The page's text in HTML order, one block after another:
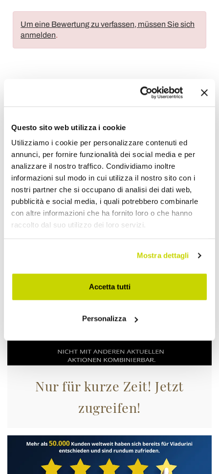
Questo sito web utilizza i cookie
Utilizziamo i cookie per personalizzare contenuti ed
annunci, per fornire funzionalità dei social media e per
analizzare il nostro traffico. Condividiamo inoltre
informazioni sul modo in cui utilizza il nostro sito con i
nostri partner che si occupano di analisi dei dati web,
pubblicità e social media, i quali potrebbero combinarle
con altre informazioni che ha fornito loro o che hanno
raccolto dal suo utilizzo dei loro servizi.
Mostra dettagli
Accetta tutti
Personalizza
Um eine Bewertung zu verfassen, müssen Sie sich
anmelden.
Schreiben Sie Ihren Beitrag Drucken
Deko Vasen
Nur für kurze Zeit! Jetzt
zugreifen!